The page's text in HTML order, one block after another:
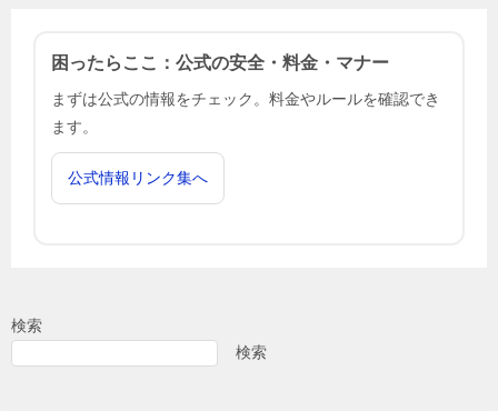
困ったらここ：公式の安全・料金・マナー
まずは公式の情報をチェック。料金やルールを確認でき
ます。
公式情報リンク集へ
検索
検索